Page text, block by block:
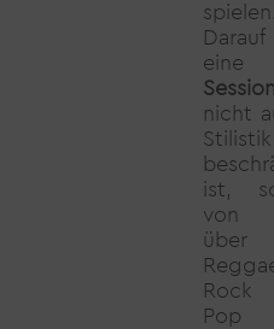
spielen.
Session
nicht
Stilistik
ist,
von
über
Pop